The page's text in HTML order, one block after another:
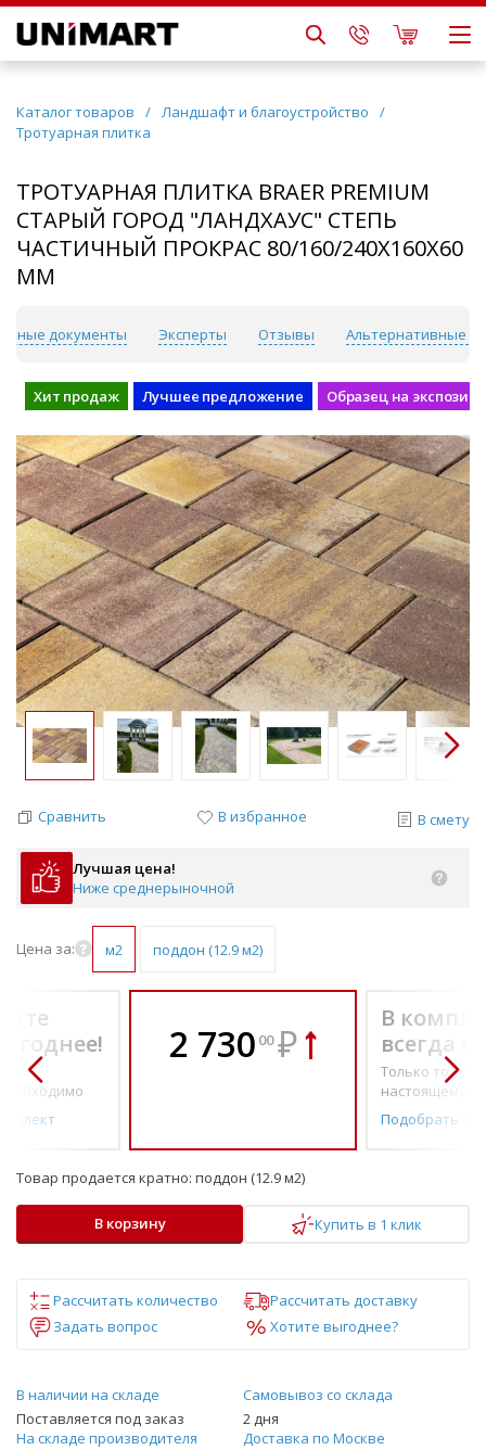
Каталог товаров / Ландшафт и благоустройство
/
Тротуарная плитка
ТРОТУАРНАЯ ПЛИТКА BRAER PREMIUM
СТАРЫЙ ГОРОД "ЛАНДХАУС" СТЕПЬ
ЧАСТИЧНЫЙ ПРОКРАС 80/160/240Х160Х60
ММ
документы Эксперты Отзывы Альтернативные
Хит продаж Лучшее предложение Образец на
Сравнить В избранное В смету
Лучшая цена!
Ниже среднерыночной
Цена за: м2 поддон (12.9 м2)
по-
2 730 00 ₽
В
всегда
Только то, что
настоящему
Подобрать
Товар продается кратно: поддон (12.9 м2)
В корзину Купить в 1 клик
Рассчитать количество
Рассчитать доставку
Задать вопрос
Хотите выгоднее?
В наличии на складе
Поставляется под заказ
Самовывоз со склада
2 дня
На складе производителя
Доставка по Москве